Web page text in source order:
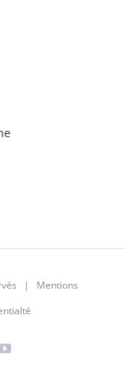
| Mentions